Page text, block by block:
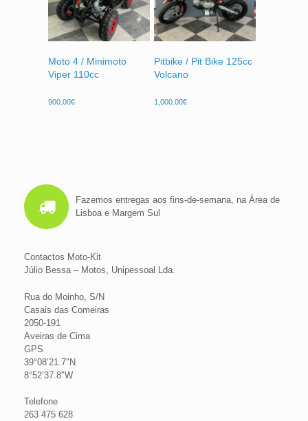
Moto 4 / Minimoto
Viper 110cc
900.00€
Pitbike / Pit Bike 125cc
Volcano
1,000.00€
Fazemos entregas aos fins-de-semana, na Área de
Lisboa e Margem Sul
Contactos Moto-Kit
Júlio Bessa – Motos, Unipessoal Lda.
Rua do Moinho, S/N
Casais das Comeiras
2050-191
Aveiras de Cima
GPS
39°08’21.7″N
8°52’37.8″W
Telefone
263 475 628